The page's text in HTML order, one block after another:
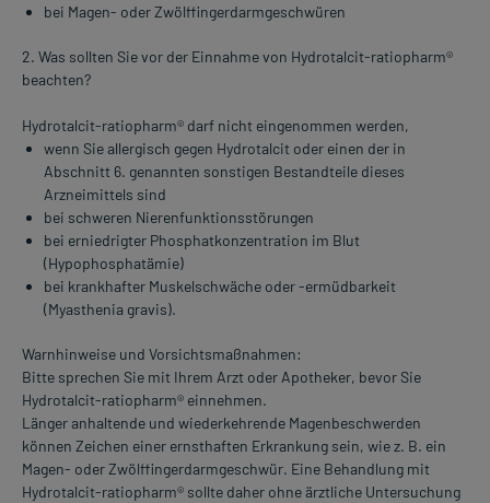
bei Magen- oder Zwölffingerdarmgeschwüren
2. Was sollten Sie vor der Einnahme von Hydrotalcit-ratiopharm®
beachten?
Hydrotalcit-ratiopharm® darf nicht eingenommen werden,
wenn Sie allergisch gegen Hydrotalcit oder einen der in
Abschnitt 6. genannten sonstigen Bestandteile dieses
Arzneimittels sind
bei schweren Nierenfunktionsstörungen
bei erniedrigter Phosphatkonzentration im Blut
(Hypophosphatämie)
bei krankhafter Muskelschwäche oder -ermüdbarkeit
(Myasthenia gravis).
Warnhinweise und Vorsichtsmaßnahmen:
Bitte sprechen Sie mit Ihrem Arzt oder Apotheker, bevor Sie
Hydrotalcit-ratiopharm® einnehmen.
Länger anhaltende und wiederkehrende Magenbeschwerden
können Zeichen einer ernsthaften Erkrankung sein, wie z. B. ein
Magen- oder Zwölffingerdarmgeschwür. Eine Behandlung mit
Hydrotalcit-ratiopharm® sollte daher ohne ärztliche Untersuchung